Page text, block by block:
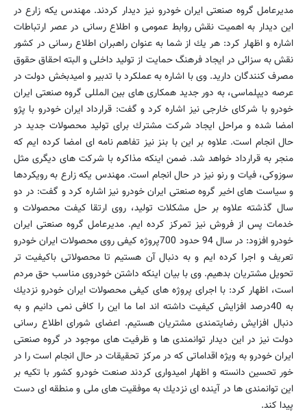
مدیرعامل گروه صنعتی ایران خودرو نیز دیدار كردند. مهندس یكه زارع در
این دیدار به اهمیت نقش روابط عمومی و اطلاع رسانی در عصر ارتباطات
اشاره و اظهار كرد: هر یك از شما به عنوان راهبران اطلاع رسانی در كشور
نقش به سزائی در ایجاد فرهنگ حمایت از تولید داخلی و البته احقاق حقوق
مصرف كنندگان دارید. وی با اشاره به عملكرد با تدبیر و امیدبخش دولت در
عرصه دیپلماسی، به دور جدید همكاری های بین المللی گروه صنعتی ایران
خودرو با شركای خارجی نیز اشاره كرد و گفت: قرارداد ایران خودرو با پژو
امضا شده و مراحل ایجاد شركت مشترك برای تولید محصولات جدید در
حال انجام است. علاوه بر این با بنز نیز تفاهم نامه ای امضا كرده ایم كه
منجر به قرارداد خواهد شد. ضمن اینكه مذاكره با شركت های دیگری مثل
سوزوكی، فیات و رنو نیز در حال انجام است. مهندس یكه زارع به رویكردها
و سیاست های اخیر گروه صنعتی ایران خودرو نیز اشاره كرد و گفت: در دو
سال گذشته علاوه بر حل مشكلات تولید، روی ارتقا كیفت محصولات و
خدمات پس از فروش نیز تمركز كرده ایم. مدیرعامل گروه صنعتی ایران
خودرو افزود: در سال 94 حدود 700پروژه كیفی روی محصولات ایران خودرو
تعریف و اجرا كرده ایم و به دنبال آن هستیم تا محصولاتی باكیفیت تر
تحویل مشتریان بدهیم. وی با بیان اینكه داشتن خودروی مناسب حق مردم
است، اظهار كرد: با اجرای پروژه های كیفی محصولات ایران خودرو نزدیك
به 40درصد افزایش كیفیت داشته اند اما ما این را كافی نمی دانیم و به
دنبال افزایش رضایتمندی مشتریان هستیم. اعضای شورای اطلاع رسانی
دولت نیز در این دیدار توانمندی ها و ظرفیت های موجود در گروه صنعتی
ایران خودرو به ویژه اقداماتی كه در مركز تحقیقات در حال انجام است را در
خور تحسین دانسته و اظهار امیدواری كردند صنعت خودرو كشور با تكیه بر
این توانمندی ها در آینده ای نزدیك به موفقیت های ملی و منطقه ای دست
پیدا كند.